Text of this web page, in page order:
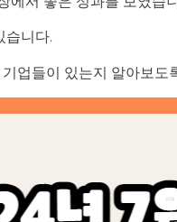
습니다.
업들이 있는지 알아보도